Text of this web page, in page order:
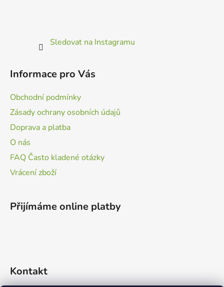
Sledovat na Instagramu
Informace pro Vás
Obchodní podmínky
Zásady ochrany osobních údajů
Doprava a platba
O nás
FAQ Často kladené otázky
Vrácení zboží
Přijímáme online platby
Kontakt